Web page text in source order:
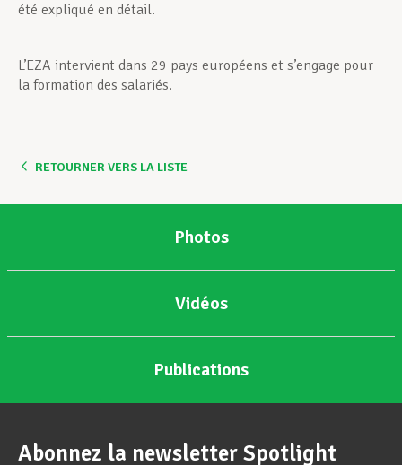
été expliqué en détail.
L’EZA intervient dans 29 pays européens et s’engage pour
la formation des salariés.
RETOURNER VERS LA LISTE
Photos
Vidéos
Publications
Abonnez la newsletter Spotlight